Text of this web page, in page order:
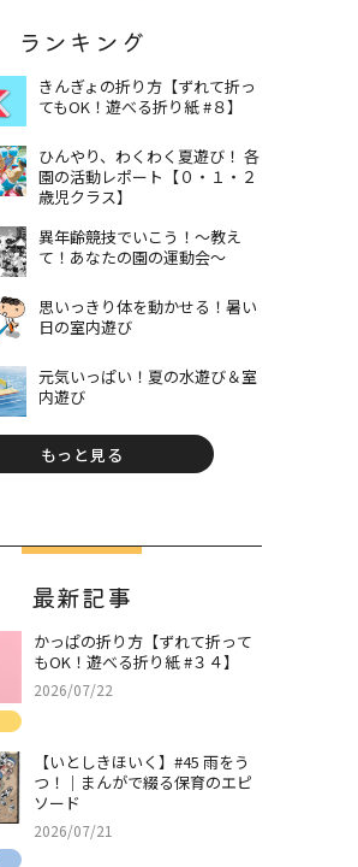
ランキング
きんぎょの折り方【ずれて折っ
てもOK！遊べる折り紙 #８】
ひんやり、わくわく夏遊び！ 各
園の活動レポート【０・１・２
歳児クラス】
異年齢競技でいこう！～教え
て！あなたの園の運動会～
思いっきり体を動かせる！暑い
日の室内遊び
元気いっぱい！夏の水遊び＆室
内遊び
もっと見る
最新記事
かっぱの折り方【ずれて折って
もOK！遊べる折り紙 #３４】
2026/07/22
【いとしきほいく】#45 雨をう
つ！｜まんがで綴る保育のエピ
ソード
2026/07/21